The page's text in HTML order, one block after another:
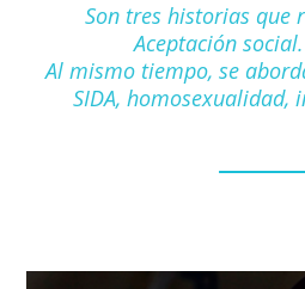
Son tres historias que
Aceptación
Al mismo tiempo, se
SIDA, homosexualidad,